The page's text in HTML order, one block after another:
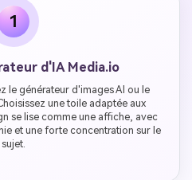
1
d'IA Media.io
le générateur d'images AI ou le
une toile adaptée aux
se lise comme une affiche, avec
et une forte concentration sur le
sujet.